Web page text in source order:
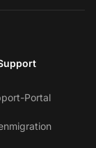
Portal